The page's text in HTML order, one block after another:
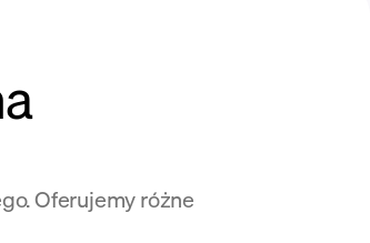
Oferujemy różne